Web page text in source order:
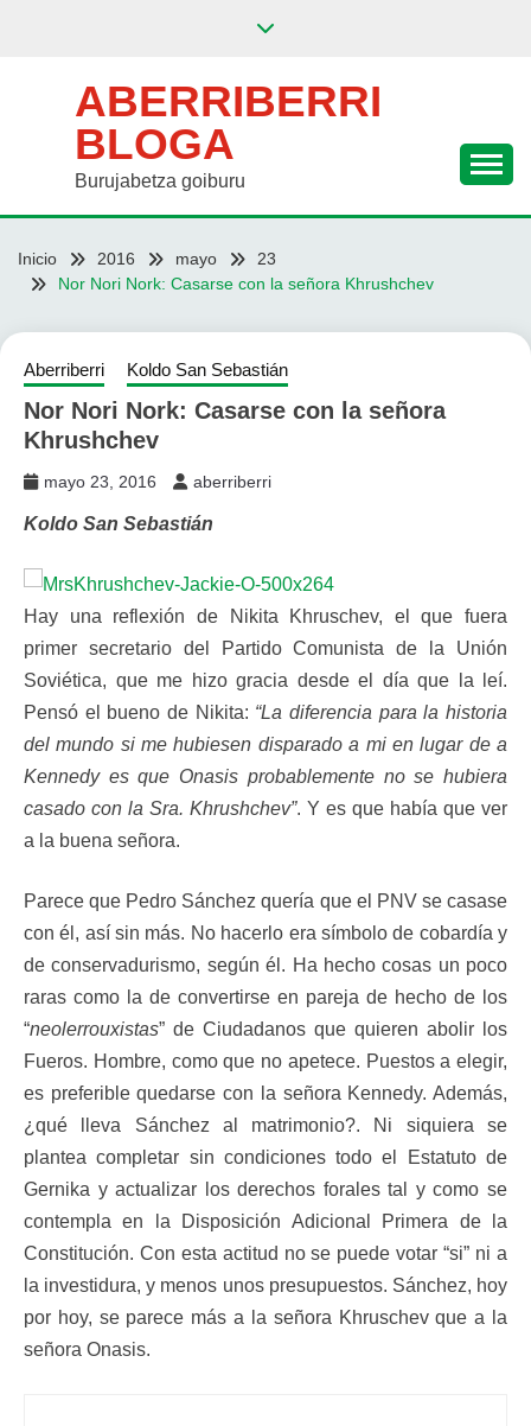
ABERRIBERRI
BLOGA
Burujabetza goiburu
Inicio 2016 mayo
23
Nor Nori Nork: Casarse con la señora Khrushchev
Aberriberri Koldo San Sebastián
Nor Nori Nork: Casarse con la señora
Khrushchev
mayo 23, 2016 aberriberri
Koldo San Sebastián
Hay una reflexión de Nikita Khruschev, el que fuera
primer secretario del Partido Comunista de la Unión
Soviética, que me hizo gracia desde el día que la leí.
Pensó el bueno de Nikita: “La diferencia para la historia
del mundo si me hubiesen disparado a mi en lugar de a
Kennedy es que Onasis probablemente no se hubiera
casado con la Sra. Khrushchev”. Y es que había que ver
a la buena señora.
Parece que Pedro Sánchez quería que el PNV se casase
con él, así sin más. No hacerlo era símbolo de cobardía y
de conservadurismo, según él. Ha hecho cosas un poco
raras como la de convertirse en pareja de hecho de los
“neolerrouxistas” de Ciudadanos que quieren abolir los
Fueros. Hombre, como que no apetece. Puestos a elegir,
es preferible quedarse con la señora Kennedy. Además,
¿qué lleva Sánchez al matrimonio?. Ni siquiera se
plantea completar sin condiciones todo el Estatuto de
Gernika y actualizar los derechos forales tal y como se
contempla en la Disposición Adicional Primera de la
Constitución. Con esta actitud no se puede votar “si” ni a
la investidura, y menos unos presupuestos. Sánchez, hoy
por hoy, se parece más a la señora Khruschev que a la
señora Onasis.